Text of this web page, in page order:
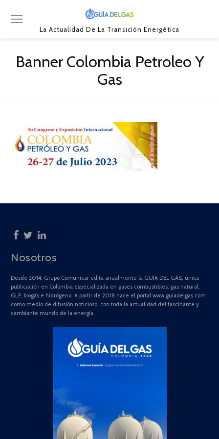
La Actualidad De La Transición Energética
Banner Colombia Petroleo Y
Gas
Nosotros
Desde 2014, Grupo Comunicar edita anualmente la GUÍA DEL GAS, única
publicación en Colombia especializada en gases combustibles: gas natural,
GLP, biogás e hidrógeno. A partir de 2018 nace el portal www.guiadelgas.com
como medio de difusión noticioso, con toda la actualidad del fascinante y
cambiante mundo de la energía.